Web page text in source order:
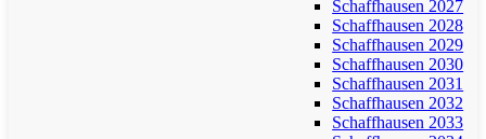
Schaffhausen 2027
Schaffhausen 2028
Schaffhausen 2029
Schaffhausen 2030
Schaffhausen 2031
Schaffhausen 2032
Schaffhausen 2033